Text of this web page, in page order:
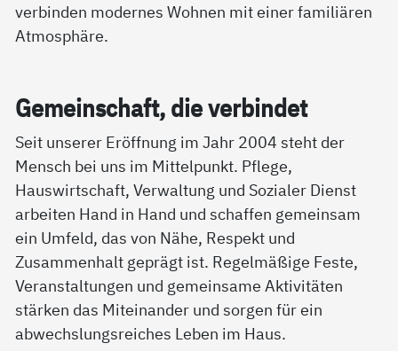
verbinden modernes Wohnen mit einer familiären
Atmosphäre.
Ge­mein­schaft, die ver­bin­det
Seit unserer Eröffnung im Jahr 2004 steht der
Mensch bei uns im Mittelpunkt. Pflege,
Hauswirtschaft, Verwaltung und Sozialer Dienst
arbeiten Hand in Hand und schaffen gemeinsam
ein Umfeld, das von Nähe, Respekt und
Zusammenhalt geprägt ist. Regelmäßige Feste,
Veranstaltungen und gemeinsame Aktivitäten
stärken das Miteinander und sorgen für ein
abwechslungsreiches Leben im Haus.